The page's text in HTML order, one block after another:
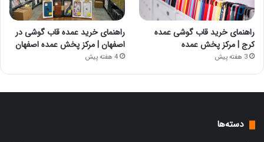
راهنمای خرید قاب گوشی عمده
کرج | مرکز پخش عمده
3 هفته پیش
راهنمای خرید عمده قاب گوشی در
اصفهان | مرکز پخش عمده اصفهان
4 هفته پیش
دسته‌ها